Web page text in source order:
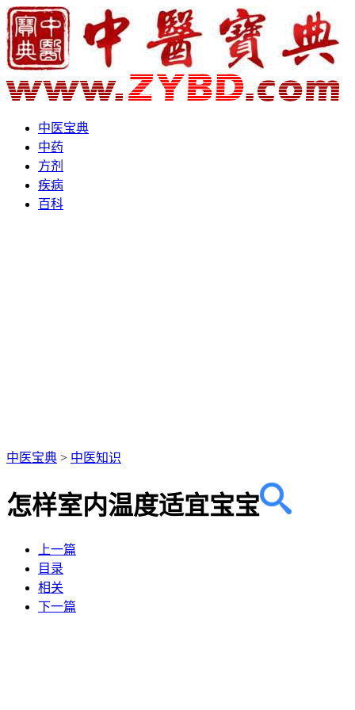
中医宝典
中药
方剂
疾病
百科
中医宝典 > 中医知识
怎样室内温度适宜宝宝
上一篇
目录
相关
下一篇